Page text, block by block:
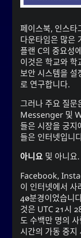
페이스북, 인스타
다운타임은 많은
플랜 C의 중요성
이것은 학교와 학
보안 시스템을 설
로 연구합니다.
그러나 주요 질
Messenger 및
들은 시장을 궁지
들은 인터넷입니
아니요 및 아니요.
Facebook,
이 인터넷에서 사
40분경이었습니
것은 UTC 21시
도 수백만 명의
시간의 가동 중지
가 일상적이고
라는 이
**의 약
ᜌᜓᜃᜒ
는 중국의 전설
의 성입니다. 성
라는 혈통은 시
소유자
1
그
버들
또
와 모든 사람들
자원을 제공하
기도 합니다. 그
(너)라는 존재